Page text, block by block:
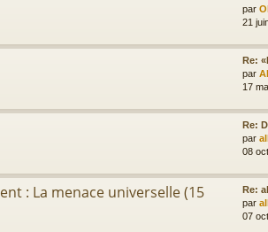
par
21
Re:
par
17
Re:
par
08
: La menace universelle (15
Re:
par
07